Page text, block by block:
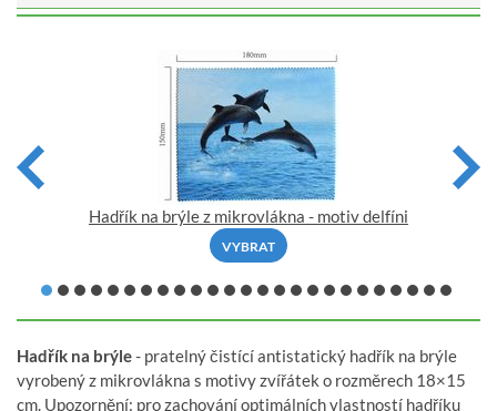
Hadřík na brýle z mikrovlákna - motiv delfíni
VYBRAT
Hadřík na brýle- pratelný čistící antistatický hadřík na brýle
vyrobený z mikrovlákna s motivy zvířátek o rozměrech 18×15
cm. Upozornění: pro zachování optimálních vlastností hadříku